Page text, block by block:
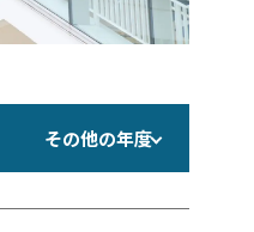
その他の年度